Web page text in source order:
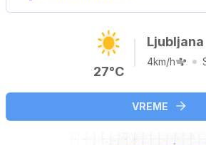
27°C
Ljubljana
4km/h
VREME